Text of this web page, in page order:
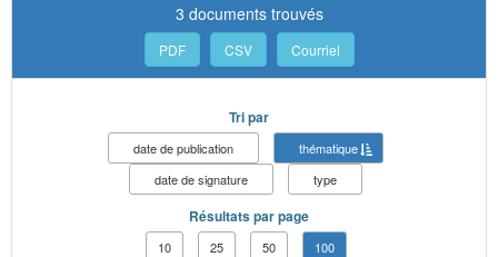
3 documents trouvés
PDF CSV Courriel
Tri par
date de publication
thématique
date de signature
type
Résultats par page
10 25 50 100